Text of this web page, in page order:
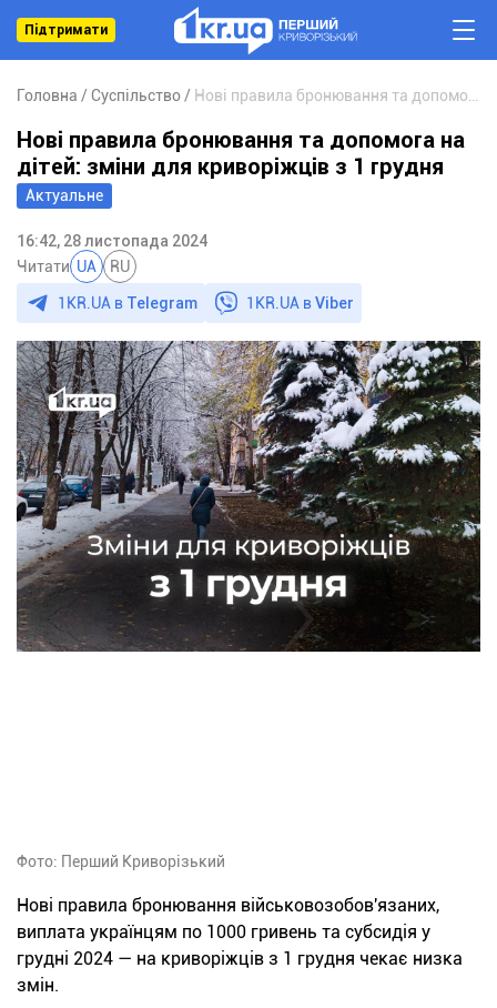
Підтримати
Головна Суспільство
Актуальне
Нові правила бронювання та допомога на
дітей: зміни для криворіжців з 1 грудня
16:42, 28 листопада 2024
Читати UA RU
1KR.UA в Telegram 1KR.UA вViber
Фото: Перший Криворізький
Нові правила бронювання військовозобов'язаних,
виплата українцям по 1000 гривень та субсидія у
грудні 2024 — на криворіжців з 1 грудня чекає низка
змін.